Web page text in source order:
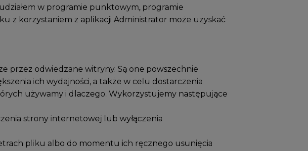
w programie punktowym, programie
z korzystaniem z aplikacji Administrator może uzyskać
przez odwiedzane witryny. Są one powszechnie
ich wydajności, a także w celu dostarczenia
używamy i dlaczego. Wykorzystujemy następujące
strony internetowej lub wyłączenia
pliku albo do momentu ich ręcznego usunięcia